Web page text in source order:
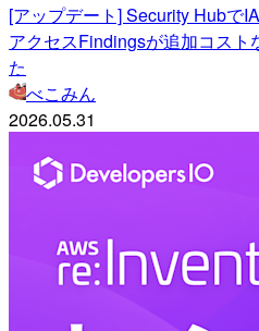
[アップデート] Security Hubで
アクセスFindingsが追加コスト
た
べこみん
2026.05.31